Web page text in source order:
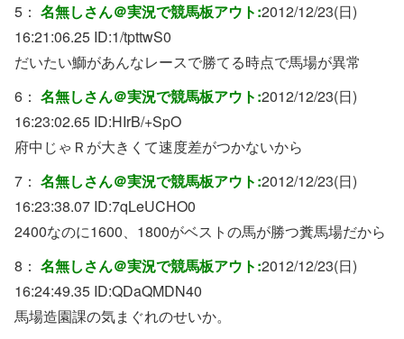
5： 名無しさん＠実況で競馬板アウト:2012/12/23(日)
16:21:06.25 ID:1/tpttwS0
だいたい鰤があんなレースで勝てる時点で馬場が異常
6： 名無しさん＠実況で競馬板アウト:2012/12/23(日)
16:23:02.65 ID:HIrB/+SpO
府中じゃＲが大きくて速度差がつかないから
7： 名無しさん＠実況で競馬板アウト:2012/12/23(日)
16:23:38.07 ID:7qLeUCHO0
2400なのに1600、1800がベストの馬が勝つ糞馬場だから
8： 名無しさん＠実況で競馬板アウト:2012/12/23(日)
16:24:49.35 ID:QDaQMDN40
馬場造園課の気まぐれのせいか。